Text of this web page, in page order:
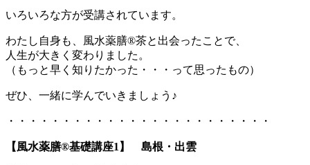
いろいろな方が受講されています。
わたし自身も、風水薬膳®︎茶と出会ったことで、
人生が大きく変わりました。
（もっと早く知りたかった・・・って思ったもの）
ぜひ、一緒に学んでいきましょう♪
・・・・・・・・・・・・・・・・・・・・・・・・
【風水薬膳®基礎講座1】 島根・出雲